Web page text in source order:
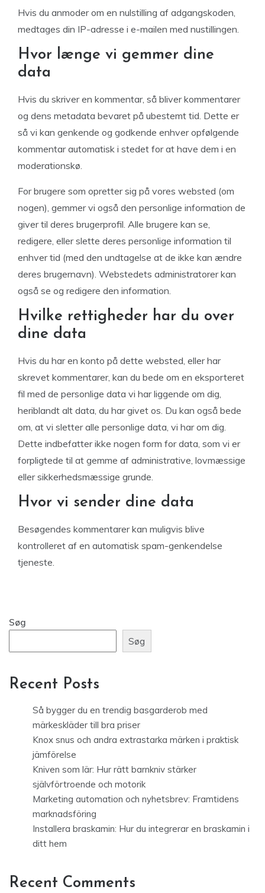
Hvis du anmoder om en nulstilling af adgangskoden,
medtages din IP-adresse i e-mailen med nustillingen.
Hvor længe vi gemmer dine
data
Hvis du skriver en kommentar, så bliver kommentarer
og dens metadata bevaret på ubestemt tid. Dette er
så vi kan genkende og godkende enhver opfølgende
kommentar automatisk i stedet for at have dem i en
moderationskø.
For brugere som opretter sig på vores websted (om
nogen), gemmer vi også den personlige information de
giver til deres brugerprofil. Alle brugere kan se,
redigere, eller slette deres personlige information til
enhver tid (med den undtagelse at de ikke kan ændre
deres brugernavn). Webstedets administratorer kan
også se og redigere den information.
Hvilke rettigheder har du over
dine data
Hvis du har en konto på dette websted, eller har
skrevet kommentarer, kan du bede om en eksporteret
fil med de personlige data vi har liggende om dig,
heriblandt alt data, du har givet os. Du kan også bede
om, at vi sletter alle personlige data, vi har om dig.
Dette indbefatter ikke nogen form for data, som vi er
forpligtede til at gemme af administrative, lovmæssige
eller sikkerhedsmæssige grunde.
Hvor vi sender dine data
Besøgendes kommentarer kan muligvis blive
kontrolleret af en automatisk spam-genkendelse
tjeneste.
Søg
Søg
Recent Posts
Så bygger du en trendig basgarderob med
märkeskläder till bra priser
Knox snus och andra extrastarka märken i praktisk
jämförelse
Kniven som lär: Hur rätt barnkniv stärker
självförtroende och motorik
Marketing automation och nyhetsbrev: Framtidens
marknadsföring
Installera braskamin: Hur du integrerar en braskamin i
ditt hem
Recent Comments